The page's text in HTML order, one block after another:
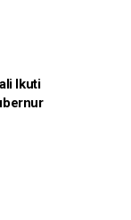
Ikuti